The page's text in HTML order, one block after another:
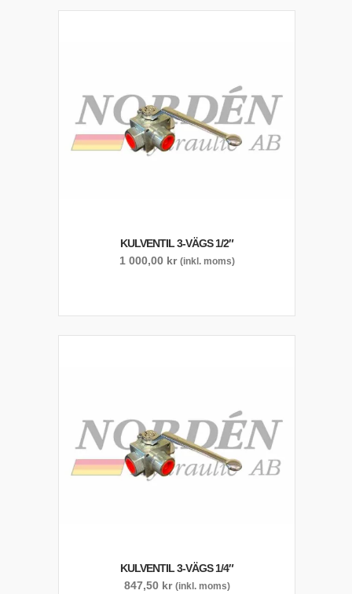
KULVENTIL 3-VÄGS 1/2″
1 000,00 kr (inkl. moms)
KULVENTIL 3-VÄGS 1/4″
847,50 kr (inkl. moms)